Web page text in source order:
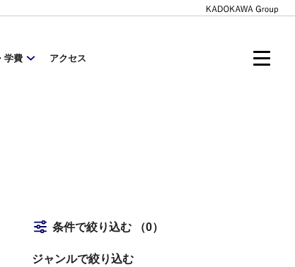
学費 アクセス
条件で絞り込む （0）
ジャンルで絞り込む